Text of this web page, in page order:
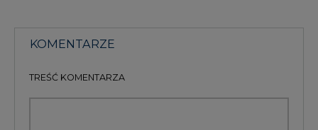
KOMENTARZE
TREŚĆ KOMENTARZA